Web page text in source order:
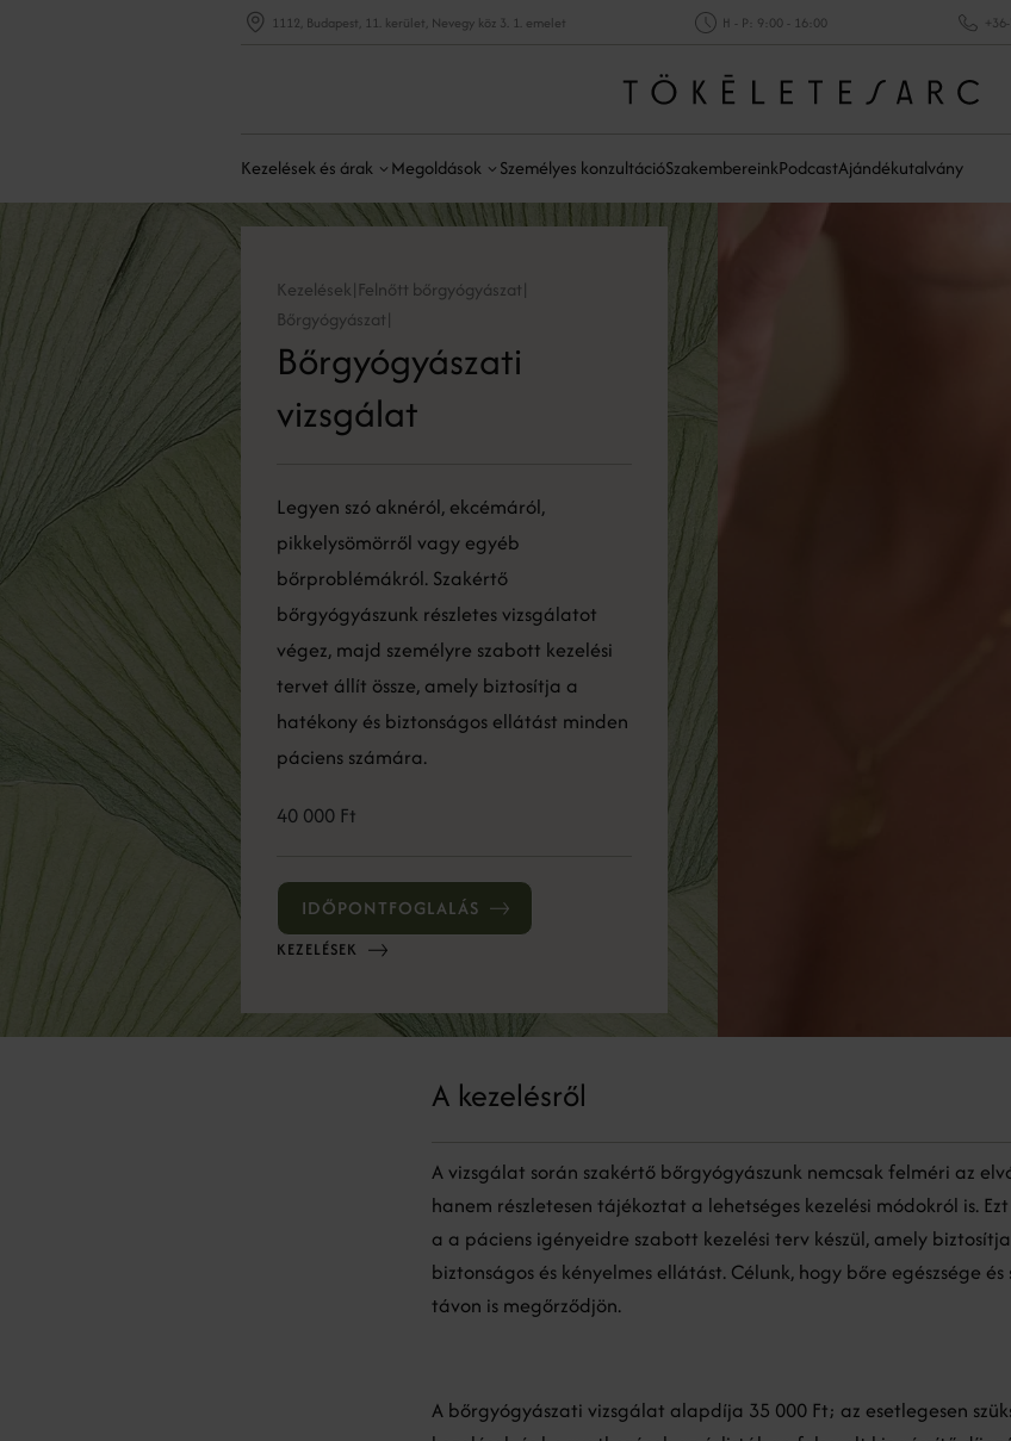
1112, Budapest, 11. kerület, Nevegy köz 3. 1. emelet H - P: 9:00 - 16:00
Kezelések és árak Megoldások Személyes konzultációSzakembereinkPodcastAjándékutalvány
Kezelések|Felnőtt bőrgyógyászat|
Bőrgyógyászat|
Bőrgyógyászati
vizsgálat
Legyen szó aknéról, ekcémáról,
pikkelysömörről vagy egyéb
bőrproblémákról. Szakértő
bőrgyógyászunk részletes vizsgálatot
végez, majd személyre szabott kezelési
tervet állít össze, amely biztosítja a
hatékony és biztonságos ellátást minden
páciens számára.
40 000 Ft
IDŐPONTFOGLALÁS
KEZELÉSEK
A kezelésről
A vizsgálat során szakértő bőrgyógyászunk nemcsak felméri az
hanem részletesen tájékoztat a lehetséges kezelési módokról is.
a a páciens igényeidre szabott kezelési terv készül, amely
biztonságos és kényelmes ellátást. Célunk, hogy bőre egészsége és
távon is megőrződjön.
A bőrgyógyászati vizsgálat alapdíja 35 000 Ft; az esetlegesen